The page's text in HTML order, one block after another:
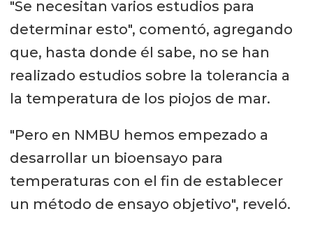
"Se necesitan varios estudios para
determinar esto", comentó, agregando
que, hasta donde él sabe, no se han
realizado estudios sobre la tolerancia a
la temperatura de los piojos de mar.
"Pero en NMBU hemos empezado a
desarrollar un bioensayo para
temperaturas con el fin de establecer
un método de ensayo objetivo", reveló.